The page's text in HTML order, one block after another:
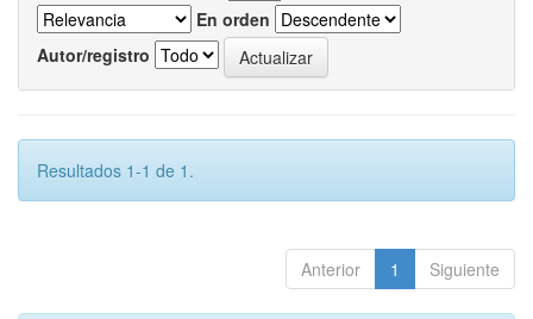
En orden
Autor/registro
Resultados 1-1 de 1.
Anterior 1 Siguiente